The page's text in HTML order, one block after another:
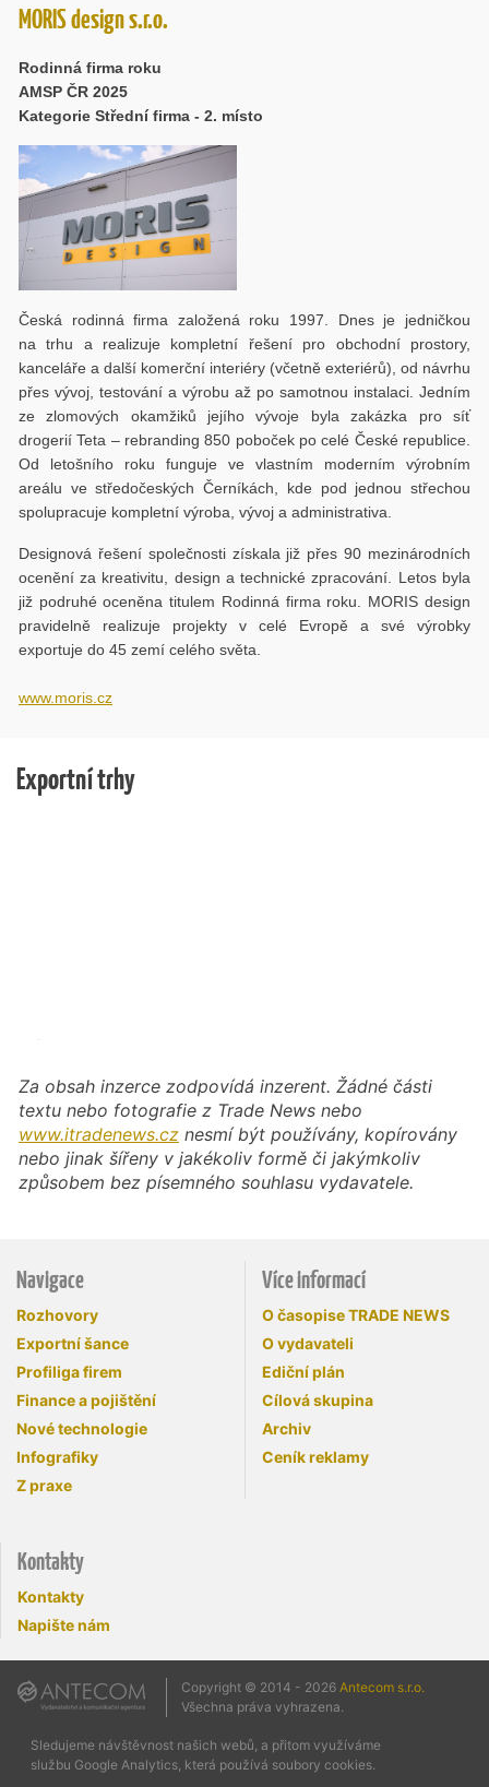
MORIS design s.r.o.
Rodinná firma roku
AMSP ČR 2025
Kategorie Střední firma - 2. místo
Česká rodinná firma založená roku 1997. Dnes je jedničkou
na trhu a realizuje kompletní řešení pro obchodní prostory,
kanceláře a další komerční interiéry (včetně exteriérů), od návrhu
přes vývoj, testování a výrobu až po samotnou instalaci. Jedním
ze zlomových okamžiků jejího vývoje byla zakázka pro síť
drogerií Teta – rebranding 850 poboček po celé České republice.
Od letošního roku funguje ve vlastním moderním výrobním
areálu ve středočeských Černíkách, kde pod jednou střechou
spolupracuje kompletní výroba, vývoj a administrativa.
Designová řešení společnosti získala již přes 90 mezinárodních
ocenění za kreativitu, design a technické zpracování. Letos byla
již podruhé oceněna titulem Rodinná firma roku. MORIS design
pravidelně realizuje projekty v celé Evropě a své výrobky
exportuje do 45 zemí celého světa.
www.moris.cz
Exportní trhy
Za obsah inzerce zodpovídá inzerent. Žádné části
textu nebo fotografie z Trade News nebo
www.itradenews.cz nesmí být používány, kopírovány
nebo jinak šířeny v jakékoliv formě či jakýmkoliv
způsobem bez písemného souhlasu vydavatele.
Navigace
Rozhovory
Exportní šance
Profiliga firem
Finance a pojištění
Nové technologie
Infografiky
Z praxe
Více informací
O časopise TRADE NEWS
O vydavateli
Ediční plán
Cílová skupina
Archiv
Ceník reklamy
Kontakty
Kontakty
Napište nám
Copyright © 2014 - 2026 Antecom s.r.o.
Všechna práva vyhrazena.
Sledujeme návštěvnost našich webů, a přitom využíváme
službu Google Analytics, která používá soubory cookies.